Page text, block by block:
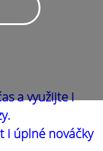
a využijte i
i úplné nováčky